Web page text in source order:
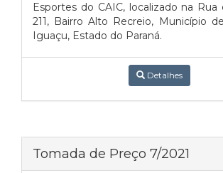
Esportes do CAIC, localizado na Rua
211, Bairro Alto Recreio, Município
Iguaçu, Estado do Paraná.
Detalhes
Tomada de Preço 7/2021